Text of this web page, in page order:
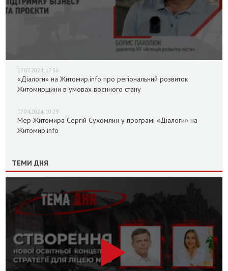
12.07.2024, 12:36
«Діалоги» на Житомир.info про регіональний розвиток
Житомирщини в умовах воєнного стану
17.04.2024, 10:29
Мер Житомира Сергій Сухомлин у програмі «Діалоги» на
Житомир.info
ТЕМИ ДНЯ